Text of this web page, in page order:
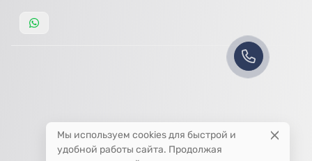
Мы используем cookies для быстрой и
удобной работы сайта. Продолжая